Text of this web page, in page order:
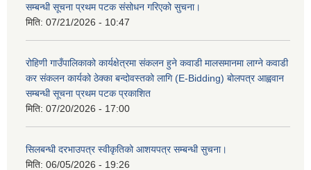
सम्बन्धी सूचना प्रथम पटक संसोधन गरिएको सुचना।
मिति: 07/21/2026 - 10:47
रोहिणी गाउँपालिकाको कार्यक्षेत्रमा संकलन हुने कवाडी मालसमानमा लाग्ने कवाडी
कर संकलन कार्यको ठेक्का बन्दोवस्तको लागि (E-Bidding) बोलपत्र आह्ववान
सम्बन्धी सूचना प्रथम पटक प्रकाशित
मिति: 07/20/2026 - 17:00
सिलबन्धी दरभाउपत्र स्वीकृतिको आशयपत्र सम्बन्धी सुचना।
मिति: 06/05/2026 - 19:26